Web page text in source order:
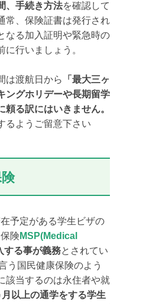
、手続き方法を確認して
常、保険証書は発行され
なる加入証明や緊急時の
行いましょう。
は渡航日から
「最大三ヶ
ングホリデーや長期留学
る訳にはいきません。
るようご留意下さい
予定がある学生ビザの
険 MSP(Medical
する事が義務とされてい
う国民健康保険のよう
該当するのは永住者や就
以上の通学をする学生